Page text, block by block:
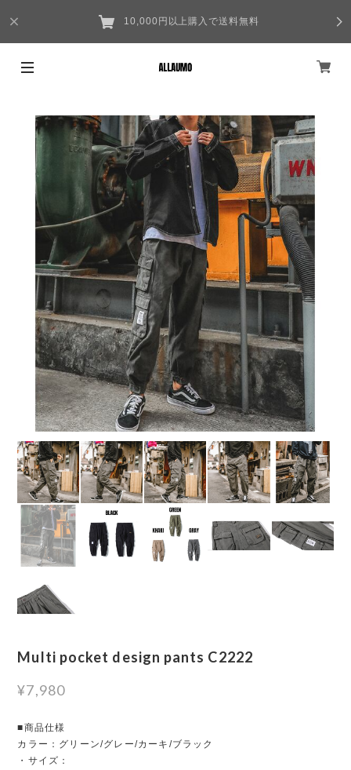
10,000円以上購入で送料無料
Multi pocket design pants C2222
¥7,980
■商品仕様
カラー：グリーン/グレー/カーキ/ブラック
・サイズ：